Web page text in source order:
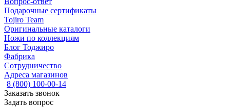
Подарочные сертификаты
Tojiro Team
Оригинальные каталоги
Ножи по коллекциям
Блог Тоджиро
Фабрика
Сотрудничество
Адреса магазинов
8 (800) 100-00-14
Заказать звонок
Задать вопрос